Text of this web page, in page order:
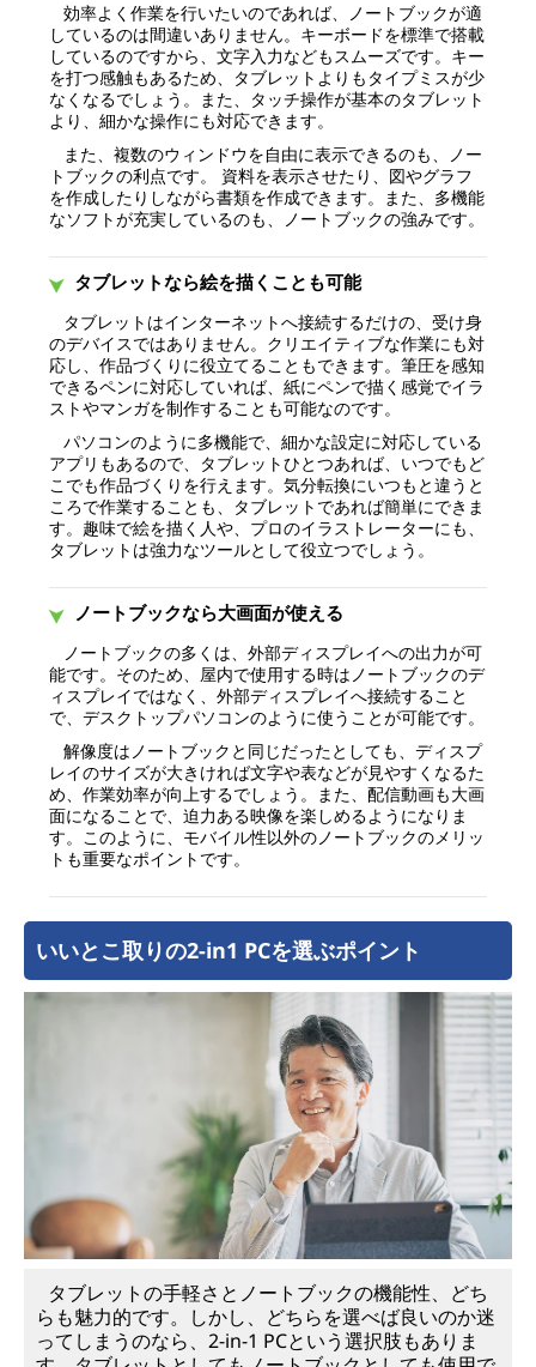
効率よく作業を行いたいのであれば、ノートブックが適
しているのは間違いありません。キーボードを標準で搭載
しているのですから、文字入力などもスムーズです。キー
を打つ感触もあるため、タブレットよりもタイプミスが少
なくなるでしょう。また、タッチ操作が基本のタブレット
より、細かな操作にも対応できます。
また、複数のウィンドウを自由に表示できるのも、ノー
トブックの利点です。 資料を表示させたり、図やグラフ
を作成したりしながら書類を作成できます。また、多機能
なソフトが充実しているのも、ノートブックの強みです。
タブレットなら絵を描くことも可能
タブレットはインターネットへ接続するだけの、受け身
のデバイスではありません。クリエイティブな作業にも対
応し、作品づくりに役立てることもできます。筆圧を感知
できるペンに対応していれば、紙にペンで描く感覚でイラ
ストやマンガを制作することも可能なのです。
パソコンのように多機能で、細かな設定に対応している
アプリもあるので、タブレットひとつあれば、いつでもど
こでも作品づくりを行えます。気分転換にいつもと違うと
ころで作業することも、タブレットであれば簡単にできま
す。趣味で絵を描く人や、プロのイラストレーターにも、
タブレットは強力なツールとして役立つでしょう。
ノートブックなら大画面が使える
ノートブックの多くは、外部ディスプレイへの出力が可
能です。そのため、屋内で使用する時はノートブックのデ
ィスプレイではなく、外部ディスプレイへ接続すること
で、デスクトップパソコンのように使うことが可能です。
解像度はノートブックと同じだったとしても、ディスプ
レイのサイズが大きければ文字や表などが見やすくなるた
め、作業効率が向上するでしょう。また、配信動画も大画
面になることで、迫力ある映像を楽しめるようになりま
す。このように、モバイル性以外のノートブックのメリッ
トも重要なポイントです。
いいとこ取りの2-in1 PCを選ぶポイント
タブレットの手軽さとノートブックの機能性、どち
らも魅力的です。しかし、どちらを選べば良いのか迷
ってしまうのなら、2-in-1 PCという選択肢もありま